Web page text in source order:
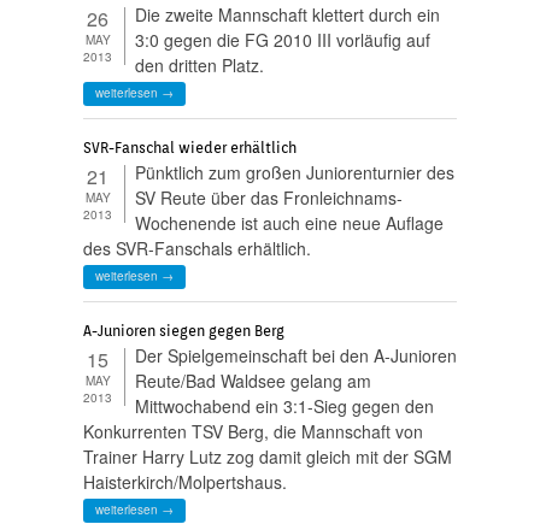
26
MAY
2013
Die zweite Mannschaft klettert durch ein
3:0 gegen die FG 2010 III vorläufig auf
den dritten Platz.
weiterlesen →
SVR-Fanschal wieder erhältlich
21
MAY
2013
Pünktlich zum großen Juniorenturnier des
SV Reute über das Fronleichnams-
Wochenende ist auch eine neue Auflage
des SVR-Fanschals erhältlich.
weiterlesen →
A-Junioren siegen gegen Berg
15
MAY
2013
Der Spielgemeinschaft bei den A-Junioren
Reute/Bad Waldsee gelang am
Mittwochabend ein 3:1-Sieg gegen den
Konkurrenten TSV Berg, die Mannschaft von
Trainer Harry Lutz zog damit gleich mit der SGM
Haisterkirch/Molpertshaus.
weiterlesen →